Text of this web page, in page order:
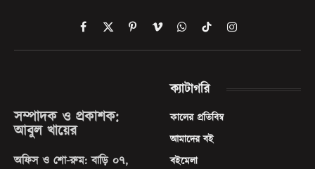
Facebook
X
(Twitter)
PinterestVimeoWhatsAppTikTokInstagram
সম্পাদক ও প্রকাশক:
আবুল খায়ের
অফিস ও শো-রুম: বাড়ি ০৭,
ক্যাটাগরি
কালের প্রতিবিম্ব
আমাদের বই
বইমেলা